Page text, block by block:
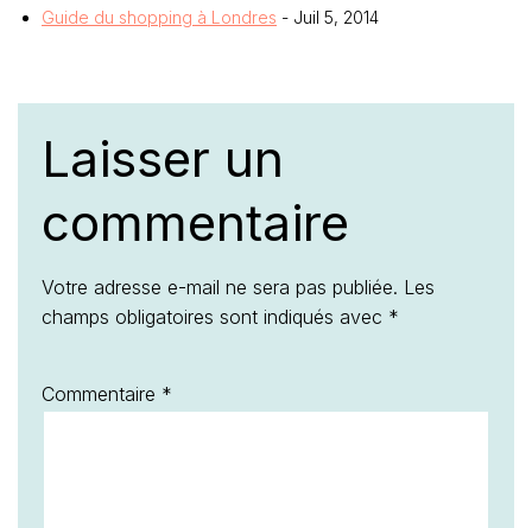
Guide du shopping à Londres - Juil 5, 2014
Laisser un
commentaire
Votre adresse e-mail ne sera pas publiée. Les
champs obligatoires sont indiqués avec *
Commentaire *